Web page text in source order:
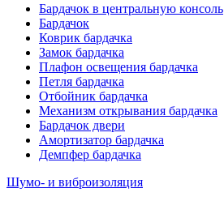
Бардачок в центральную консоль
Бардачок
Коврик бардачка
Замок бардачка
Плафон освещения бардачка
Петля бардачка
Отбойник бардачка
Механизм открывания бардачка
Бардачок двери
Амортизатор бардачка
Демпфер бардачка
Шумо- и виброизоляция